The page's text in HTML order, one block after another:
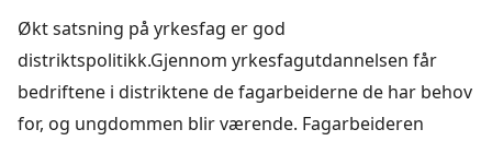
Økt satsning på yrkesfag er god
distriktspolitikk.Gjennom yrkesfagutdannelsen får
bedriftene i distriktene de fagarbeiderne de har behov
for, og ungdommen blir værende. Fagarbeideren